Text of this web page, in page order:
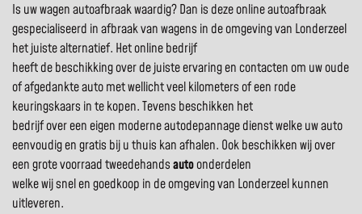
Is uw wagen autoafbraak waardig? Dan is deze online autoafbraak
gespecialiseerd in afbraak van wagens in de omgeving van Londerzeel
het juiste alternatief. Het online bedrijf
heeft de beschikking over de juiste ervaring en contacten om uw oude
of afgedankte auto met wellicht veel kilometers of een rode
keuringskaars in te kopen. Tevens beschikken het
bedrijf over een eigen moderne autodepannage dienst welke uw auto
eenvoudig en gratis bij u thuis kan afhalen. Ook beschikken wij over
een grote voorraad tweedehandsautoonderdelen
welke wij snel en goedkoop in de omgeving van Londerzeel kunnen
uitleveren.